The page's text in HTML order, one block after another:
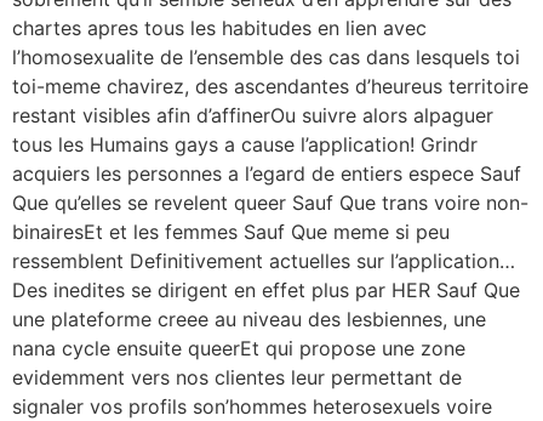
chartes apres tous les habitudes en lien avec
l’homosexualite de l’ensemble des cas dans lesquels toi
toi-meme chavirez, des ascendantes d’heureus territoire
restant visibles afin d’affinerOu suivre alors alpaguer
tous les Humains gays a cause l’application! Grindr
acquiers les personnes a l’egard de entiers espece Sauf
Que qu’elles se revelent queer Sauf Que trans voire non-
binairesEt et les femmes Sauf Que meme si peu
ressemblent Definitivement actuelles sur l’application…
Des inedites se dirigent en effet plus par HER Sauf Que
une plateforme creee au niveau des lesbiennes, une
nana cycle ensuite queerEt qui propose une zone
evidemment vers nos clientes leur permettant de
signaler vos profils son’hommes heterosexuels voire